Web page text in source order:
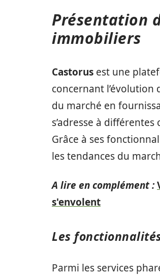
Présentation
immobiliers
Castorus est une
concernant l’évolution
du marché en
s’adresse à
Grâce à ses
les tendances du
A lire en complément :
s'envolent
Les
Parmi les services